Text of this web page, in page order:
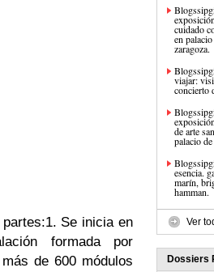
Se inicia en
formada por
de 600 módulos
cuidado
en
zaragoza.
viajar:
concierto
de arte
palacio
esencia.
marín,
hamman.
Ver
Dossiers